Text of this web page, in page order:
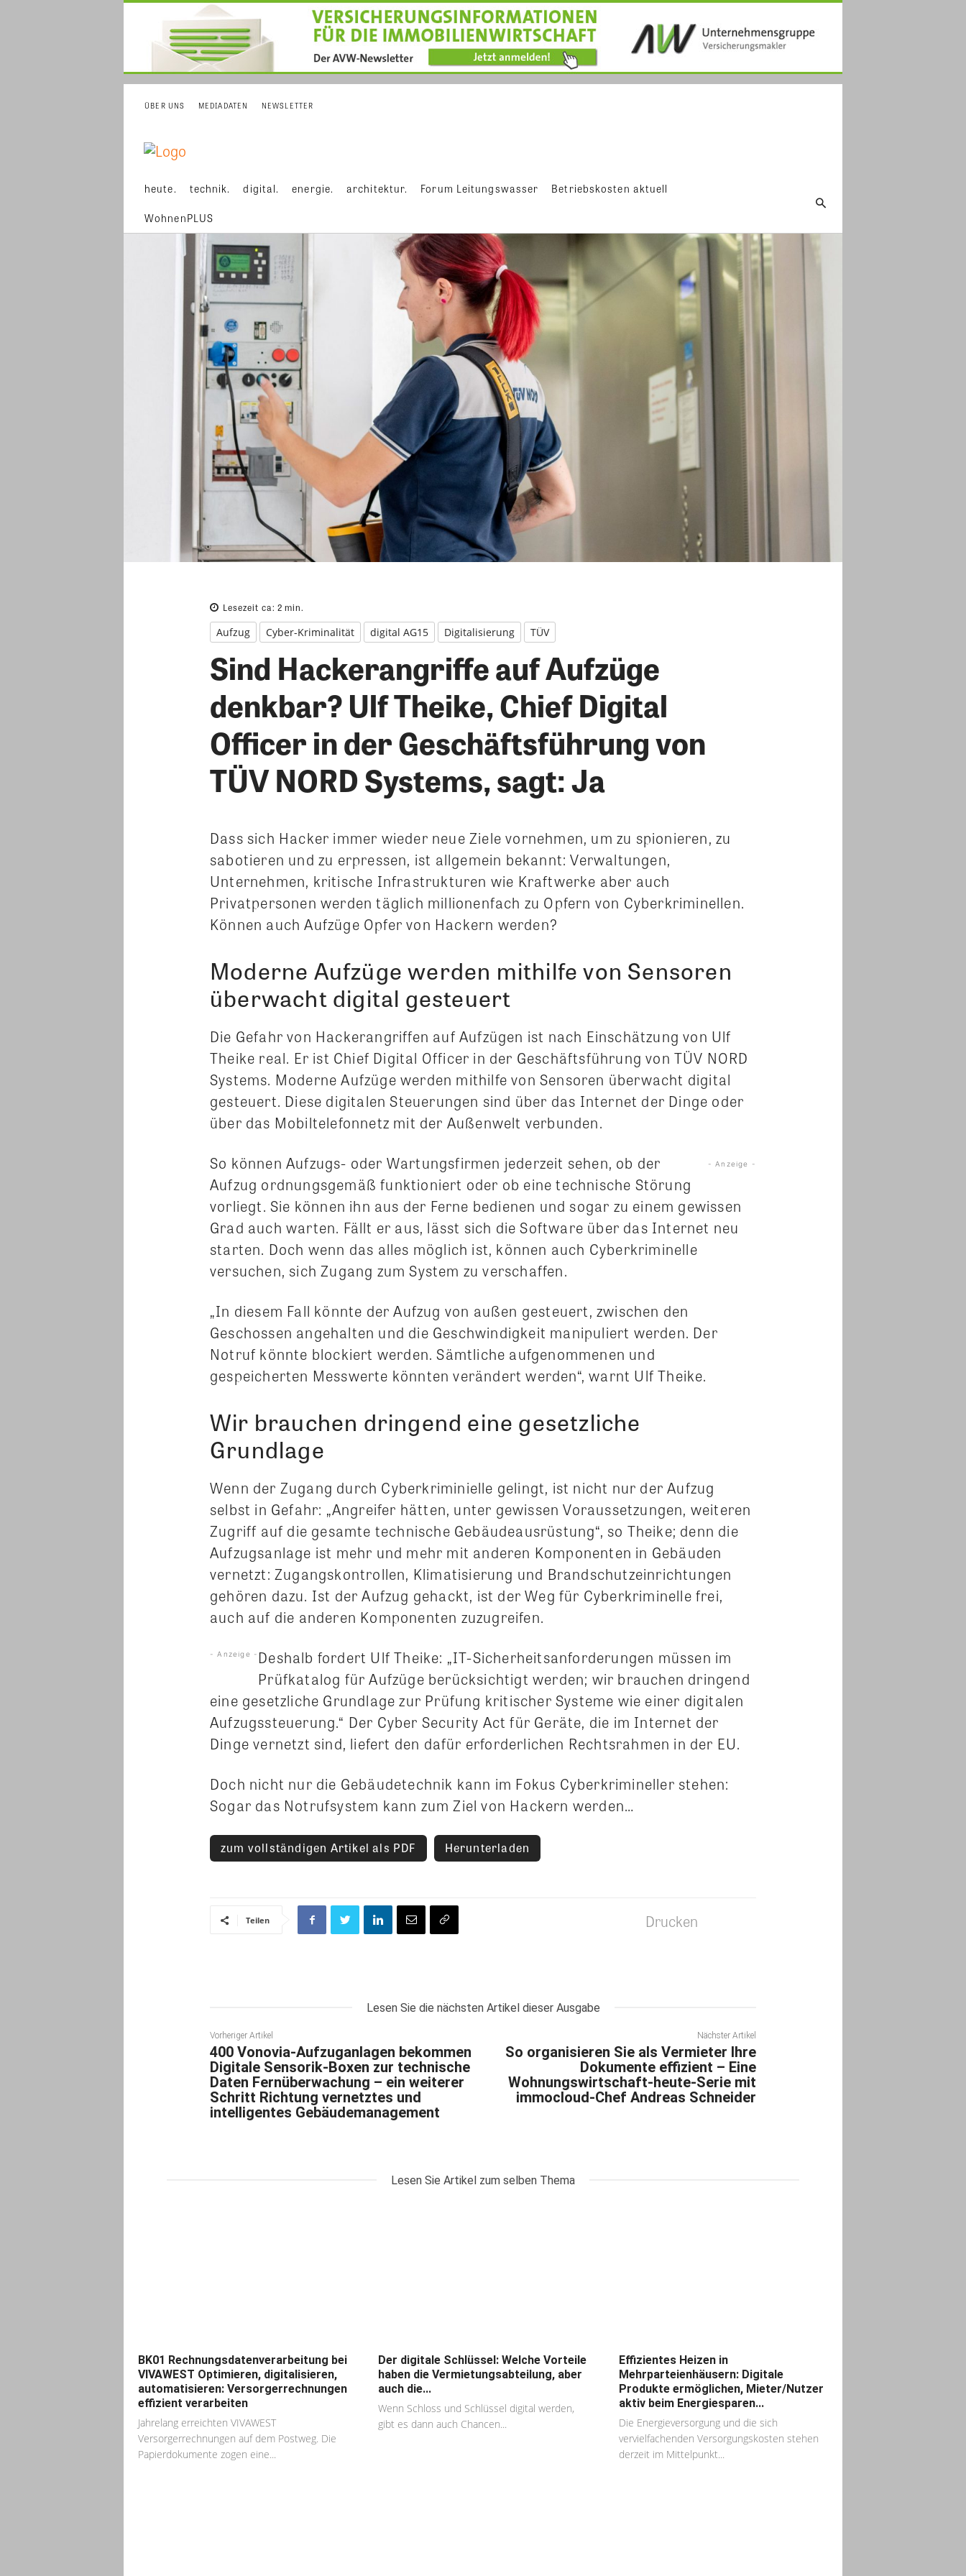
ÜBER UNS MEDIADATEN NEWSLETTER
heute. technik. digital. energie. architektur. Forum Leitungswasser Betriebskosten aktuell
WohnenPLUS
Lesezeit ca: 2 min.
Aufzug Cyber-Kriminalität digital AG15 Digitalisierung TÜV
Sind Hackerangriffe auf Aufzüge
denkbar? Ulf Theike, Chief Digital
Officer in der Geschäftsführung von
TÜV NORD Systems, sagt: Ja
Dass sich Hacker immer wieder neue Ziele vornehmen, um zu spionieren, zu
sabotieren und zu erpressen, ist allgemein bekannt: Verwaltungen,
Unternehmen, kritische Infrastrukturen wie Kraftwerke aber auch
Privatpersonen werden täglich millionenfach zu Opfern von Cyberkriminellen.
Können auch Aufzüge Opfer von Hackern werden?
Moderne Aufzüge werden mithilfe von Sensoren
überwacht digital gesteuert
Die Gefahr von Hackerangriffen auf Aufzügen ist nach Einschätzung von Ulf
Theike real. Er ist Chief Digital Officer in der Geschäftsführung von TÜV NORD
Systems. Moderne Aufzüge werden mithilfe von Sensoren überwacht digital
gesteuert. Diese digitalen Steuerungen sind über das Internet der Dinge oder
über das Mobiltelefonnetz mit der Außenwelt verbunden.
- Anzeige -
So können Aufzugs- oder Wartungsfirmen jederzeit sehen, ob der
Aufzug ordnungsgemäß funktioniert oder ob eine technische Störung
vorliegt. Sie können ihn aus der Ferne bedienen und sogar zu einem gewissen
Grad auch warten. Fällt er aus, lässt sich die Software über das Internet neu
starten. Doch wenn das alles möglich ist, können auch Cyberkriminelle
versuchen, sich Zugang zum System zu verschaffen.
„In diesem Fall könnte der Aufzug von außen gesteuert, zwischen den
Geschossen angehalten und die Geschwindigkeit manipuliert werden. Der
Notruf könnte blockiert werden. Sämtliche aufgenommenen und
gespeicherten Messwerte könnten verändert werden“, warnt Ulf Theike.
Wir brauchen dringend eine gesetzliche
Grundlage
Wenn der Zugang durch Cyberkriminielle gelingt, ist nicht nur der Aufzug
selbst in Gefahr: „Angreifer hätten, unter gewissen Voraussetzungen, weiteren
Zugriff auf die gesamte technische Gebäudeausrüstung“, so Theike; denn die
Aufzugsanlage ist mehr und mehr mit anderen Komponenten in Gebäuden
vernetzt: Zugangskontrollen, Klimatisierung und Brandschutzeinrichtungen
gehören dazu. Ist der Aufzug gehackt, ist der Weg für Cyberkriminelle frei,
auch auf die anderen Komponenten zuzugreifen.
- Anzeige - Deshalb fordert Ulf Theike: „IT-Sicherheitsanforderungen müssen im
Prüfkatalog für Aufzüge berücksichtigt werden; wir brauchen dringend
eine gesetzliche Grundlage zur Prüfung kritischer Systeme wie einer digitalen
Aufzugssteuerung.“ Der Cyber Security Act für Geräte, die im Internet der
Dinge vernetzt sind, liefert den dafür erforderlichen Rechtsrahmen in der EU.
Doch nicht nur die Gebäudetechnik kann im Fokus Cyberkrimineller stehen:
Sogar das Notrufsystem kann zum Ziel von Hackern werden…
zum vollständigen Artikel als PDF Herunterladen
Teilen Drucken
Lesen Sie die nächsten Artikel dieser Ausgabe
Vorheriger Artikel
400 Vonovia-Aufzuganlagen bekommen
Digitale Sensorik-Boxen zur technische
Daten Fernüberwachung – ein weiterer
Schritt Richtung vernetztes und
intelligentes Gebäudemanagement
Nächster Artikel
So organisieren Sie als Vermieter Ihre
Dokumente effizient – Eine
Wohnungswirtschaft-heute-Serie mit
immocloud-Chef Andreas Schneider
Lesen Sie Artikel zum selben Thema
BK01 Rechnungsdatenverarbeitung bei
VIVAWEST Optimieren, digitalisieren,
automatisieren: Versorgerrechnungen
effizient verarbeiten
Jahrelang erreichten VIVAWEST
Versorgerrechnungen auf dem Postweg. Die
Papierdokumente zogen eine...
Der digitale Schlüssel: Welche Vorteile
haben die Vermietungsabteilung, aber
auch die...
Wenn Schloss und Schlüssel digital werden,
gibt es dann auch Chancen...
Effizientes Heizen in
Mehrparteienhäusern: Digitale
Produkte ermöglichen, Mieter/Nutzer
aktiv beim Energiesparen...
Die Energieversorgung und die sich
vervielfachenden Versorgungskosten stehen
derzeit im Mittelpunkt...